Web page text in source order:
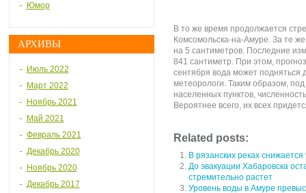
Юмор
АРХИВЫ
Июль 2022
Март 2022
Ноябрь 2021
Май 2021
Февраль 2021
Декабрь 2020
Ноябрь 2020
Декабрь 2017
В то же время продолжается
Комсомольска-на-Амуре. За те
на 5 сантиметров. Последние
841 сантиметр. При этом,
сентября вода может подняться
метеорологи. Таким образом,
населенных пунктов,
Вероятнее всего, их всех
Related posts:
В рязанских реках
До эвакуации Хабаровска
стремительно растет
Уровень воды в Амуре